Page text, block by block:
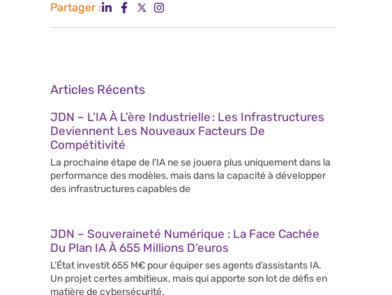
Partager :
Articles Récents
JDN – L’IA À L’ère Industrielle : Les Infrastructures
Deviennent Les Nouveaux Facteurs De
Compétitivité
La prochaine étape de l’IA ne se jouera plus uniquement dans la
performance des modèles, mais dans la capacité à développer
des infrastructures capables de
JDN – Souveraineté Numérique : La Face Cachée
Du Plan IA À 655 Millions D’euros
L’État investit 655 M€ pour équiper ses agents d’assistants IA.
Un projet certes ambitieux, mais qui apporte son lot de défis en
matière de cybersécurité.